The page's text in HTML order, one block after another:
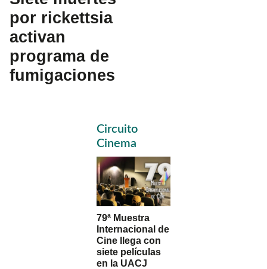
por rickettsia
activan
programa de
fumigaciones
Primary
Sidebar
Circuito
Cinema
79ª Muestra
Internacional de
Cine llega con
siete películas
en la UACJ